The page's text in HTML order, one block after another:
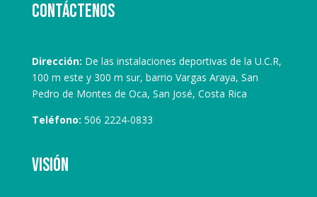
Contáctenos
Dirección: De las instalaciones deportivas de la U.C.R,
100 m este y 300 m sur, barrio Vargas Araya, San
Pedro de Montes de Oca, San José, Costa Rica
Teléfono: 506 2224-0833
Visión